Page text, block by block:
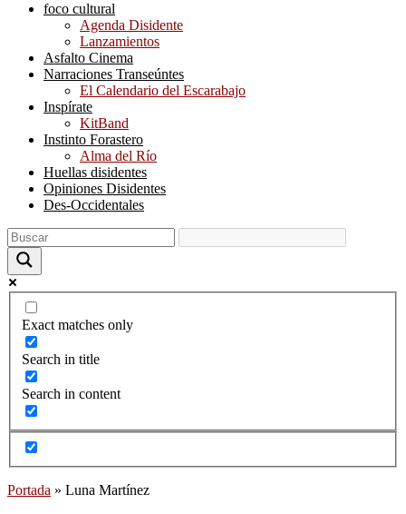
foco cultural
Agenda Disidente
Lanzamientos
Asfalto Cinema
Narraciones Transeúntes
El Calendario del Escarabajo
Inspírate
KitBand
Instinto Forastero
Alma del Río
Huellas disidentes
Opiniones Disidentes
Des-Occidentales
Exact matches only
Search in title
Search in content
Portada » Luna Martínez